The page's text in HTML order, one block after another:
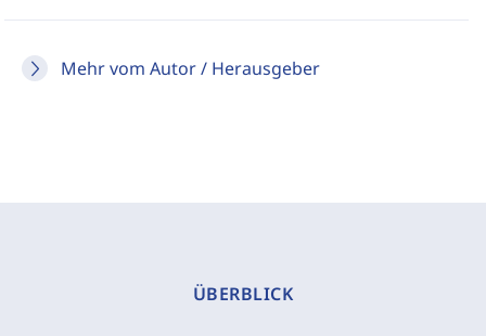
Mehr vom Autor / Herausgeber
ÜBERBLICK